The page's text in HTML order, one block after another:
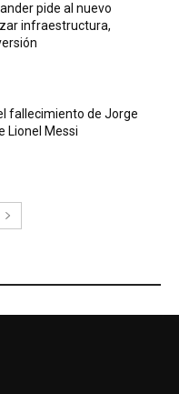
pide al nuevo
infraestructura,
fallecimiento de Jorge
Lionel Messi